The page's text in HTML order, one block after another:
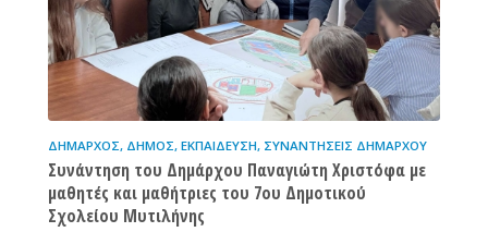
ΔΉΜΑΡΧΟΣ, ΔΉΜΟΣ, ΕΚΠΑΊΔΕΥΣΗ, ΣΥΝΑΝΤΉΣΕΙΣ ΔΗΜΆΡΧΟΥ
Συνάντηση του Δημάρχου Παναγιώτη Χριστόφα με
μαθητές και μαθήτριες του 7ου Δημοτικού
Σχολείου Μυτιλήνης